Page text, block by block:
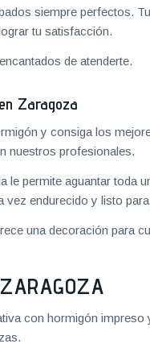
siempre perfectos.
tu satisfacción.
de atenderte.
Zaragoza
y consiga los
nuestros profesionales.
permite aguantar toda
vez endurecido y listo
una decoración para
con hormigón impreso